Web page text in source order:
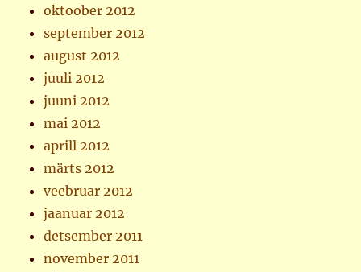
oktoober 2012
september 2012
august 2012
juuli 2012
juuni 2012
mai 2012
aprill 2012
märts 2012
veebruar 2012
jaanuar 2012
detsember 2011
november 2011